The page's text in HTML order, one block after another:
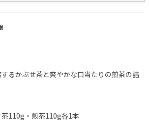
るかぶせ茶と爽やかな口当たりの煎茶の詰
110g・煎茶110g各1本